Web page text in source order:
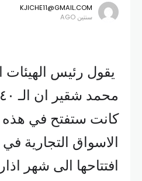
KJICHE11@GMAIL.COM
سنتين AGO
يقول رئيس الهيئات
كانت ستفتح في هذه
الاسواق التجارية
افتتاحها الى شهر